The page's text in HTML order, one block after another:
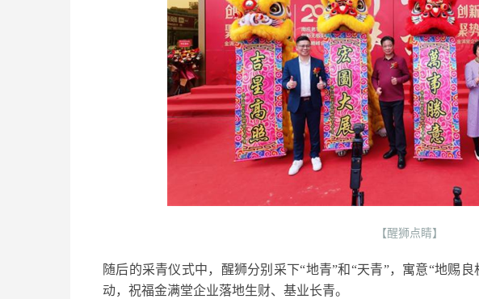
【醒狮点睛】
随后的采青仪式中，醒狮分别采下“地青”和“天青”，寓意“地赐
动，祝福金满堂企业落地生财、基业长青。